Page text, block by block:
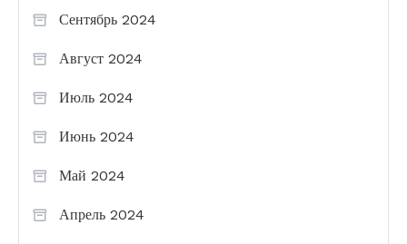
Сентябрь 2024
Август 2024
Июль 2024
Июнь 2024
Май 2024
Апрель 2024